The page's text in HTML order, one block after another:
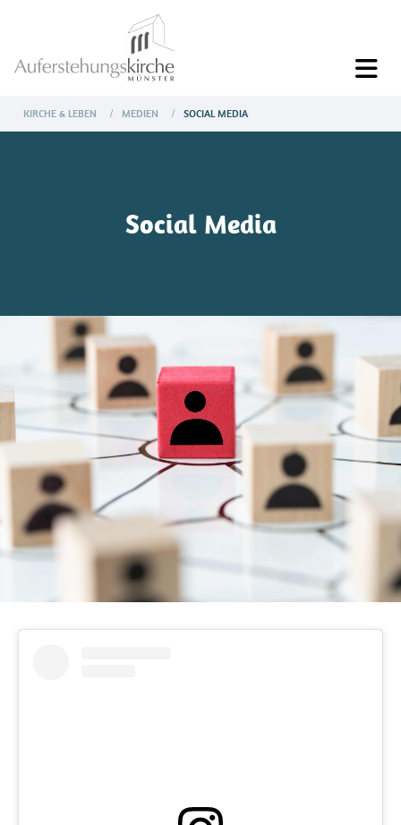
KIRCHE & LEBEN / MEDIEN / SOCIAL MEDIA
Social Media